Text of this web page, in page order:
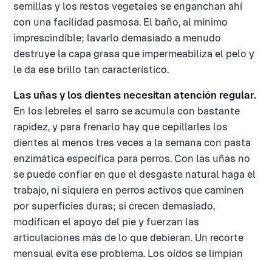
semillas y los restos vegetales se enganchan ahí
con una facilidad pasmosa. El baño, al mínimo
imprescindible; lavarlo demasiado a menudo
destruye la capa grasa que impermeabiliza el pelo y
le da ese brillo tan característico.
Las uñas y los dientes necesitan atención regular.
En los lebreles el sarro se acumula con bastante
rapidez, y para frenarlo hay que cepillarles los
dientes al menos tres veces a la semana con pasta
enzimática específica para perros. Con las uñas no
se puede confiar en que el desgaste natural haga el
trabajo, ni siquiera en perros activos que caminen
por superficies duras; si crecen demasiado,
modifican el apoyo del pie y fuerzan las
articulaciones más de lo que debieran. Un recorte
mensual evita ese problema. Los oídos se limpian